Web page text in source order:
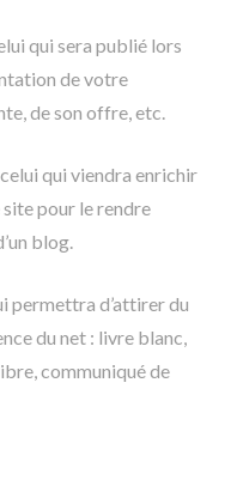
qui sera publié lors
de votre
de son offre, etc.
qui viendra enrichir
pour le rendre
blog.
permettra d’attirer du
du net : livre blanc,
communiqué de